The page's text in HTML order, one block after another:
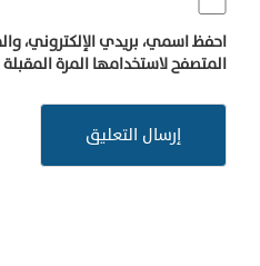
احفظ اسمي، بريدي الإلكتروني،
المتصفح لاستخدامها المرة